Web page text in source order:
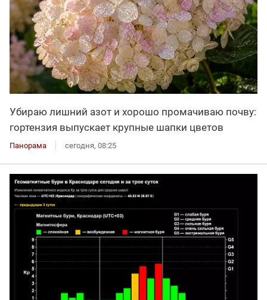
Убираю лишний азот и хорошо промачиваю почву:
гортензия выпускает крупные шапки цветов
Панорама сегодня, 08:25